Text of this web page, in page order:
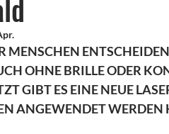
MENSCHEN
OHNE BRILLE ODER
GIBT ES EINE NEUE
ANGEWENDET WERDEN